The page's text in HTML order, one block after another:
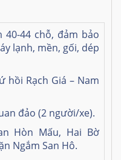
40-44 chỗ, đảm bảo
lạnh, mền, gối, dép
hồi Rạch Giá – Nam
đảo (2 người/xe).
Hòn Mấu, Hai Bờ
Ngắm San Hô.